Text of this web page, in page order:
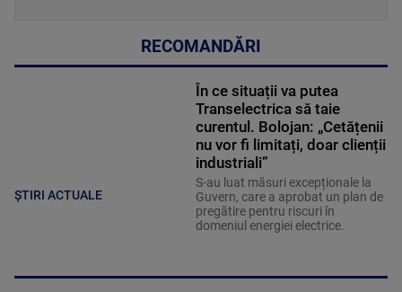
RECOMANDĂRI
ȘTIRI ACTUALE
În ce situații va putea
Transelectrica să taie
curentul. Bolojan: „Cetățenii
nu vor fi limitați, doar clienții
industriali”
S-au luat măsuri excepționale la
Guvern, care a aprobat un plan de
pregătire pentru riscuri în
domeniul energiei electrice.